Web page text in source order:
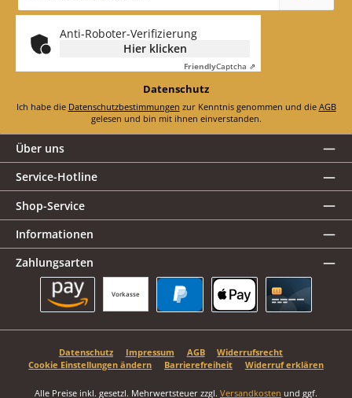
*
Anti-Roboter-Verifizierung
Hier klicken
FriendlyCaptcha ⇗
Datenschutz
Ich habe die Datenschutzbestimmungen zur Kenntnis genommen und die AGB
gelesen und bin mit ihnen einverstanden.
Über uns
Service-Hotline
Shop-Service
Informationen
Zahlungsarten
Vorkasse
Datenschutz Impressum AGB
Widerrufsrecht
Cookie Einstellungen ändern
Barrierefreiheit Widerruf erklären
Alle Preise inkl. gesetzl. Mehrwertsteuer zzgl. Versandkosten und ggf.